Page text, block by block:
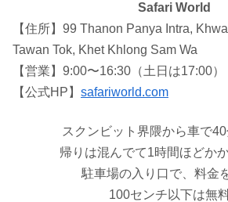
Safari World
【住所】99 Thanon Panya Intra,
Tawan Tok, Khet Khlong Sam Wa
【営業】9:00〜16:30（土日は17:00）
【公式HP】 safariworld.com
スクンビット界隈から車で40
帰りは混んでて1時間ほどか
駐車場の入り口で、料金
100センチ以下は無料